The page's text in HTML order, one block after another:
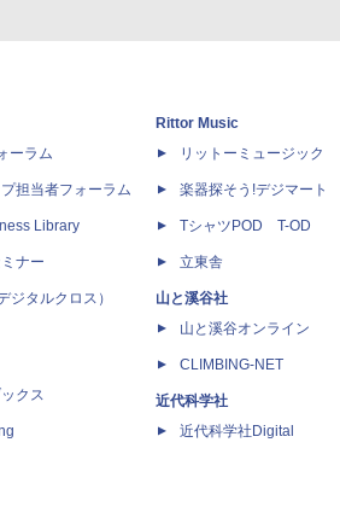
ーラム
担当者フォーラム
Library
ナー
ジタルクロス）
クス
Rittor Music
リットーミュージック
楽器探そう!デジマート
TシャツPOD T-OD
立東舎
山と溪谷社
山と溪谷オンライン
CLIMBING-NET
近代科学社
近代科学社Digital